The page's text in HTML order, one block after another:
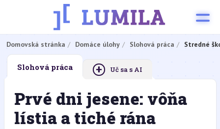
Domovská stránka Domáce úlohy Slohová práca Stredné
Slohová práca + Uč sa s AI
Prvé dni jesene: vôňa
lístia a tiché rána